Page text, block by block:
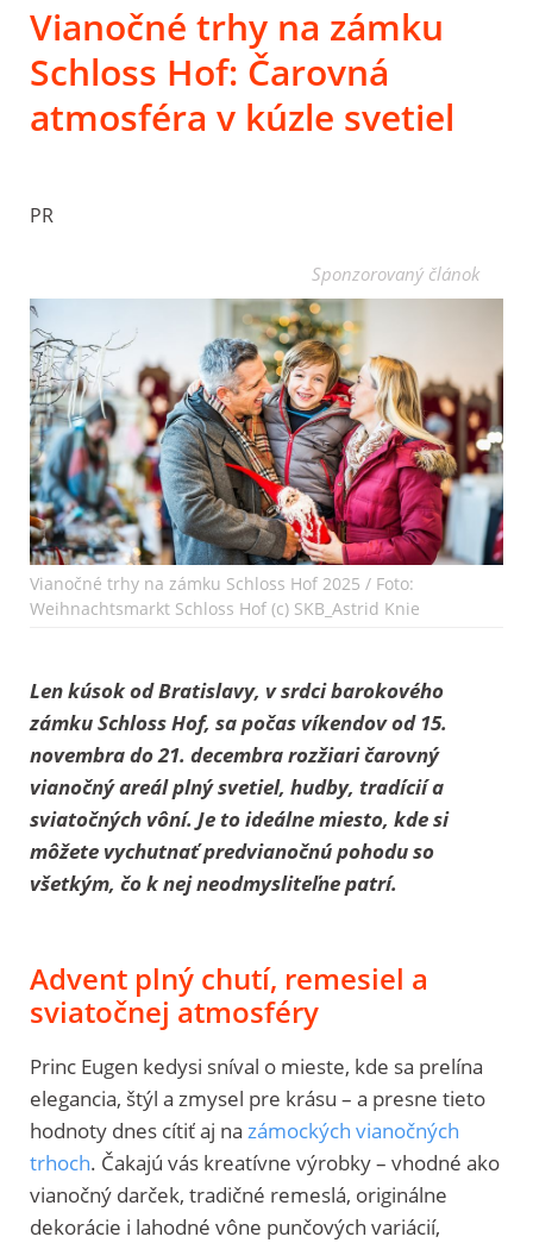
Vianočné trhy na zámku
Schloss Hof: Čarovná
atmosféra v kúzle svetiel
PR
Sponzorovaný článok
Vianočné trhy na zámku Schloss Hof 2025 / Foto:
Weihnachtsmarkt Schloss Hof (c) SKB_Astrid Knie
Len kúsok od Bratislavy, v srdci barokového
zámku Schloss Hof, sa počas víkendov od 15.
novembra do 21. decembra rozžiari čarovný
vianočný areál plný svetiel, hudby, tradícií a
sviatočných vôní. Je to ideálne miesto, kde si
môžete vychutnať predvianočnú pohodu so
všetkým, čo k nej neodmysliteľne patrí.
Advent plný chutí, remesiel a
sviatočnej atmosféry
Princ Eugen kedysi sníval o mieste, kde sa prelína
elegancia, štýl a zmysel pre krásu – a presne tieto
hodnoty dnes cítiť aj na zámockých vianočných
trhoch. Čakajú vás kreatívne výrobky – vhodné ako
vianočný darček, tradičné remeslá, originálne
dekorácie i lahodné vône punčových variácií,